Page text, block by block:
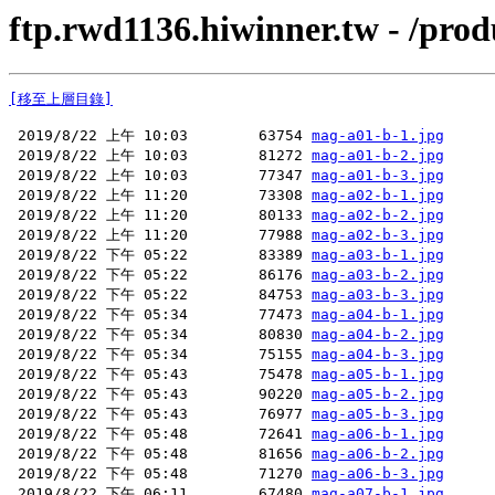
ftp.rwd1136.hiwinner.tw - /
[移至上層目錄]
2019/8/22 上午 10:03        63754 mag-a01-b-1.jpg
2019/8/22 上午 10:03        81272 mag-a01-b-2.jpg
2019/8/22 上午 10:03        77347 mag-a01-b-3.jpg
2019/8/22 上午 11:20        73308 mag-a02-b-1.jpg
2019/8/22 上午 11:20        80133 mag-a02-b-2.jpg
2019/8/22 上午 11:20        77988 mag-a02-b-3.jpg
2019/8/22 下午 05:22        83389 mag-a03-b-1.jpg
2019/8/22 下午 05:22        86176 mag-a03-b-2.jpg
2019/8/22 下午 05:22        84753 mag-a03-b-3.jpg
2019/8/22 下午 05:34        77473 mag-a04-b-1.jpg
2019/8/22 下午 05:34        80830 mag-a04-b-2.jpg
2019/8/22 下午 05:34        75155 mag-a04-b-3.jpg
2019/8/22 下午 05:43        75478 mag-a05-b-1.jpg
2019/8/22 下午 05:43        90220 mag-a05-b-2.jpg
2019/8/22 下午 05:43        76977 mag-a05-b-3.jpg
2019/8/22 下午 05:48        72641 mag-a06-b-1.jpg
2019/8/22 下午 05:48        81656 mag-a06-b-2.jpg
2019/8/22 下午 05:48        71270 mag-a06-b-3.jpg